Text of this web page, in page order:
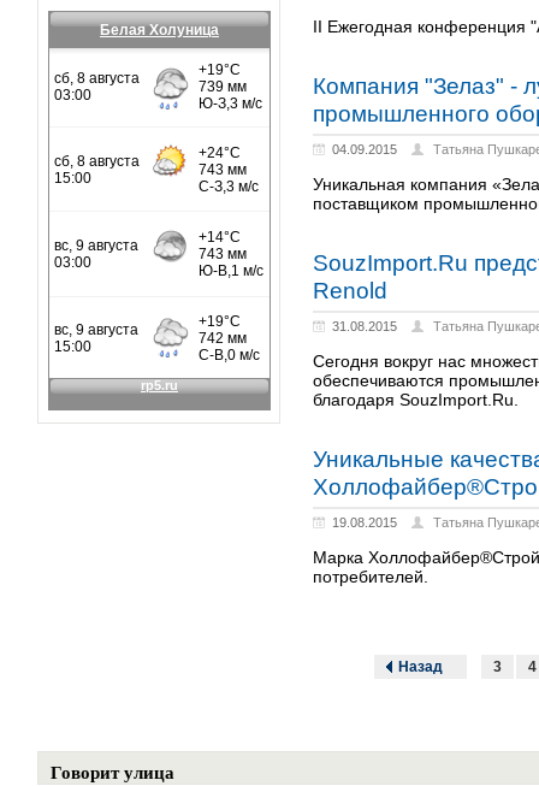
Белая Холуница II Ежегодная конференция
Компания "Зелаз" -
промышленного
04.09.2015 Татьяна
Уникальная компания
поставщиком
SouzImport.Ru
Renold
31.08.2015 Татьяна
Сегодня вокруг нас
обеспечиваются
благодаря SouzImport.Ru.
Уникальные
19.08.2015 Татьяна
Марка Холлофайбер®Строй
потребителей.
Назад 3 4
Говорит улица